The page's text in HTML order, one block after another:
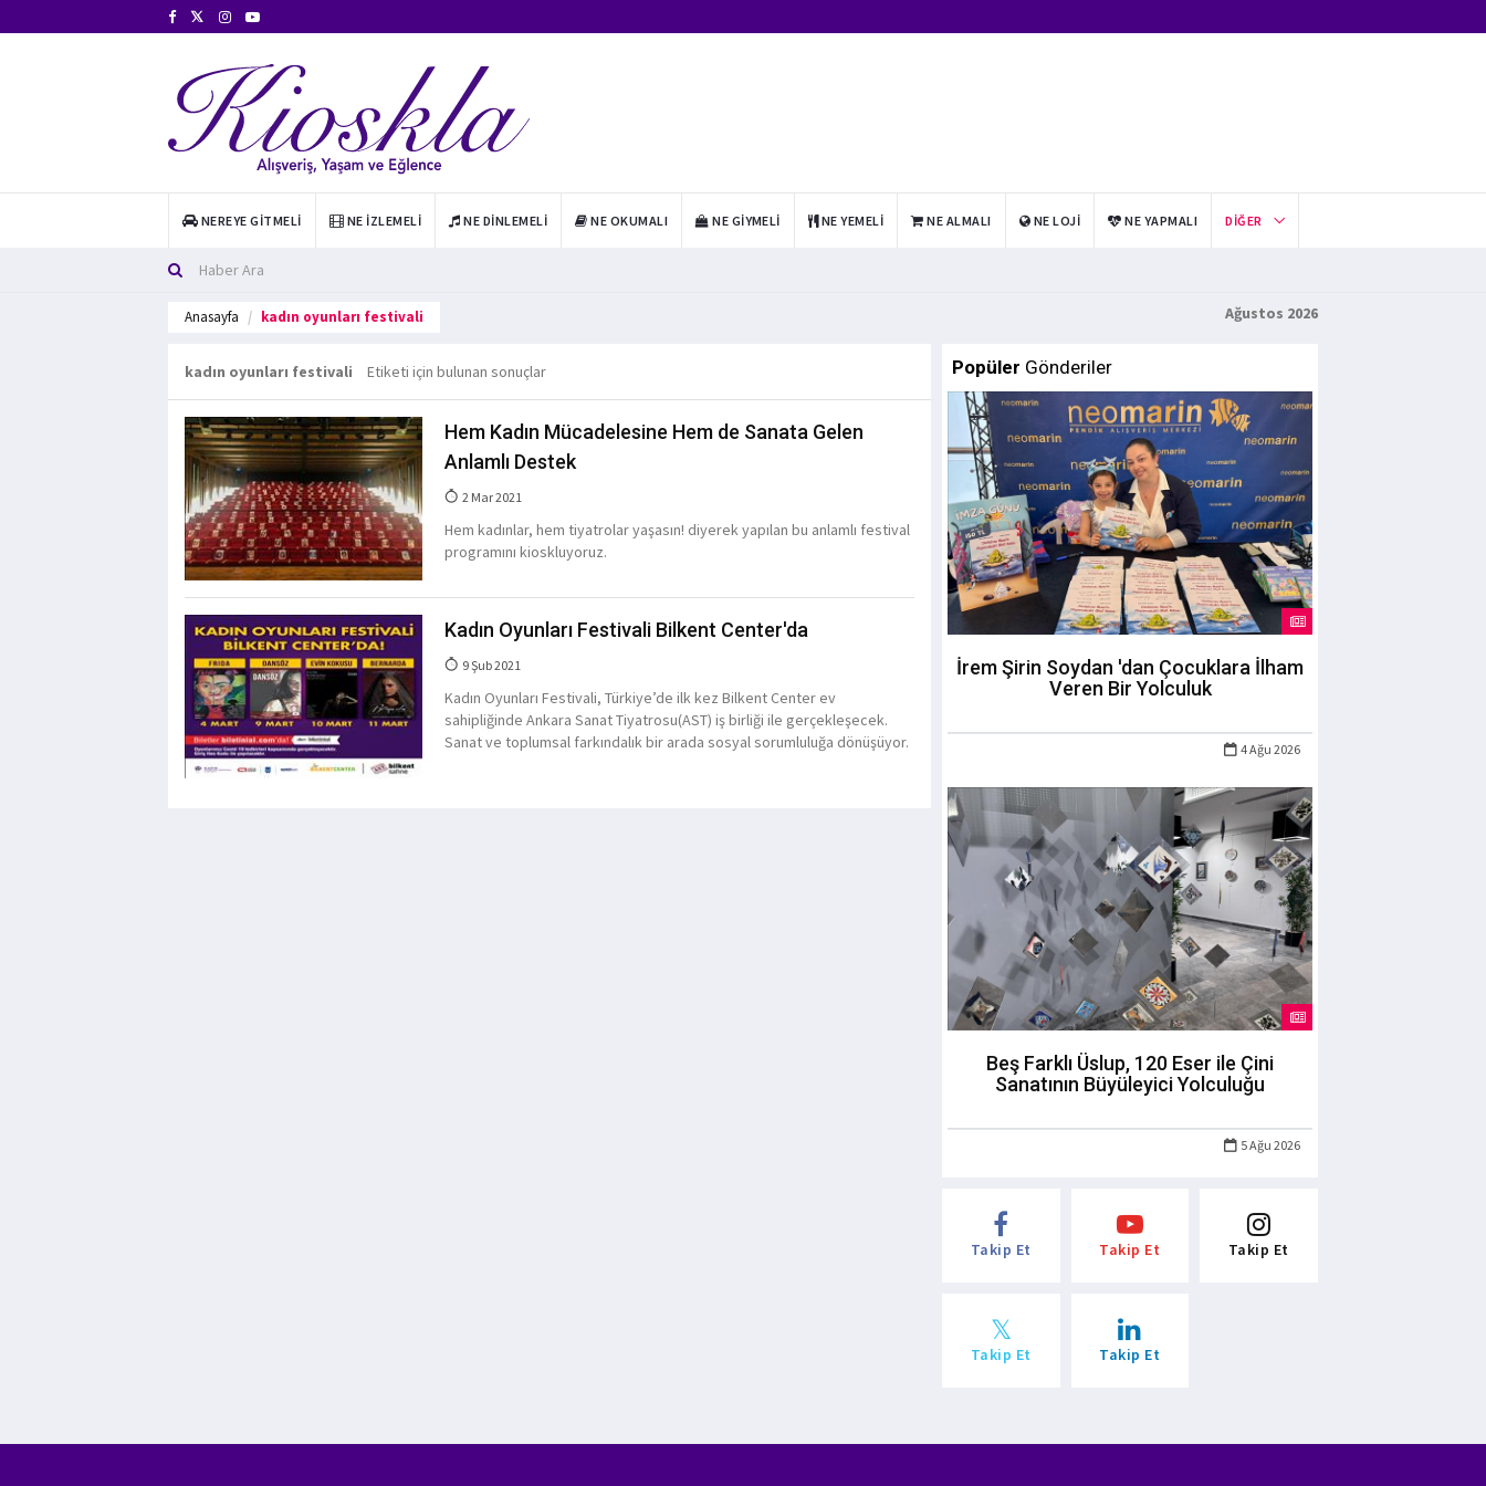
NEREYE GITMELI NE İZLEMELI NE DINLEMELI NE OKUMALI NE GIYMELI NE YEMELI NE ALMALI NE LOJI NE YAPMALI DIĞER
Anasayfa kadın oyunları festivali Ağustos 2026
kadın oyunları festivali Etiketi için bulunan sonuçlar
Hem Kadın Mücadelesine Hem de Sanata Gelen
Anlamlı Destek
2 Mar 2021
Hem kadınlar, hem tiyatrolar yaşasın! diyerek yapılan bu anlamlı festival
programını kioskluyoruz.
Kadın Oyunları Festivali Bilkent Center'da
9 Şub 2021
Kadın Oyunları Festivali, Türkiye’de ilk kez Bilkent Center ev
sahipliğinde Ankara Sanat Tiyatrosu(AST) iş birliği ile gerçekleşecek.
Sanat ve toplumsal farkındalık bir arada sosyal sorumluluğa dönüşüyor.
Popüler Gönderiler
İrem Şirin Soydan 'dan Çocuklara İlham
Veren Bir Yolculuk
4 Ağu 2026
Beş Farklı Üslup, 120 Eser ile Çini
Sanatının Büyüleyici Yolculuğu
5 Ağu 2026
Takip Et Takip Et Takip Et
Takip Et Takip Et